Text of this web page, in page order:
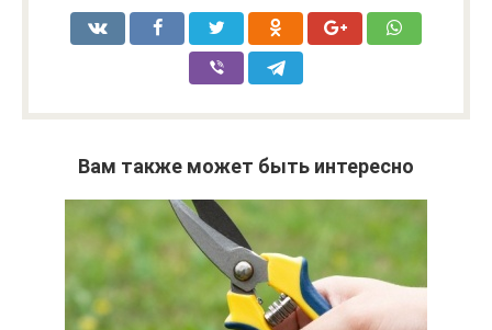
Вам также может быть интересно